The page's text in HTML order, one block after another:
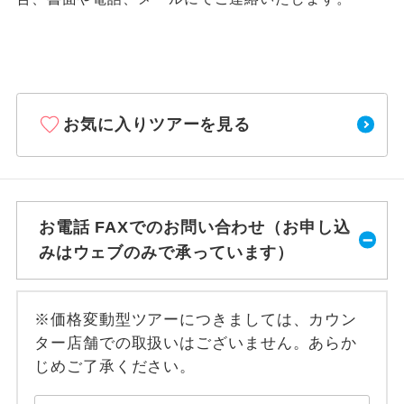
お気に入りツアーを見る
お電話 FAXでのお問い合わせ（お申し込
みはウェブのみで承っています）
※価格変動型ツアーにつきましては、カウン
ター店舗での取扱いはございません。あらか
じめご了承ください。